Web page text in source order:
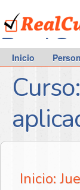
Inicio
Inicio: